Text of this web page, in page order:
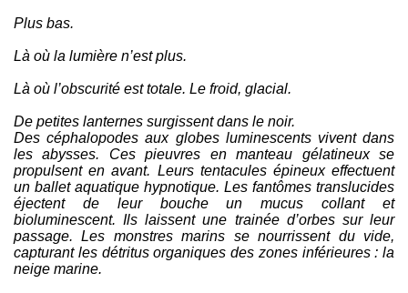
Plus bas.
Là où la lumière n’est plus.
Là où l’obscurité est totale. Le froid, glacial.
De petites lanternes surgissent dans le noir.
Des céphalopodes aux globes luminescents vivent dans
les abysses. Ces pieuvres en manteau gélatineux se
propulsent en avant. Leurs tentacules épineux effectuent
un ballet aquatique hypnotique. Les fantômes translucides
éjectent de leur bouche un mucus collant et
bioluminescent. Ils laissent une trainée d’orbes sur leur
passage. Les monstres marins se nourrissent du vide,
capturant les détritus organiques des zones inférieures : la
neige marine.